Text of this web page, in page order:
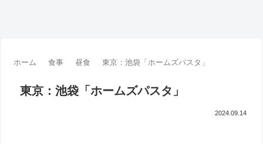
ホーム 食事 昼食 東京：池袋「ホームズパスタ」
東京：池袋「ホームズパスタ」
2024.09.14